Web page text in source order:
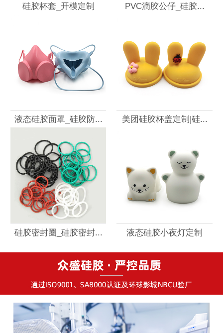
硅胶杯套_开模定制 PVC滴胶公仔_硅胶...
液态硅胶面罩_硅胶防... 美团硅胶杯盖定制|硅...
硅胶密封圈_硅胶密封... 液态硅胶小夜灯定制